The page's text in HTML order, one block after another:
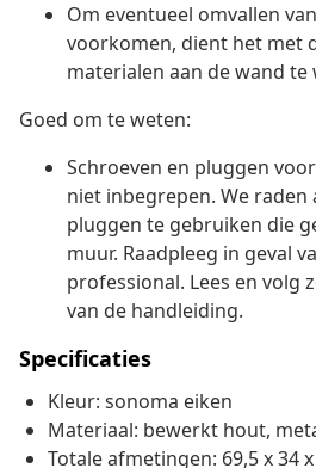
Om eventueel omvallen
voorkomen, dient het met
materialen aan de wand
Goed om te weten:
Schroeven en pluggen
niet inbegrepen. We raden
pluggen te gebruiken die
muur. Raadpleeg in geval
professional. Lees en volg
van de handleiding.
Specificaties
Kleur: sonoma eiken
Materiaal: bewerkt hout,
Totale afmetingen: 69,5 x 34